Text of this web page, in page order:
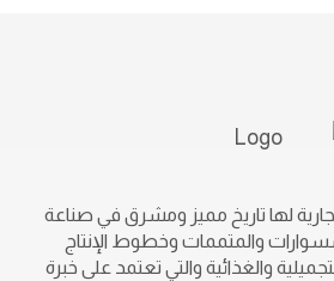
لها تاريخ مميز ومشرق في صناعة
والمتممات وخطوط الإنتاج
والغذائية والتي تعتمد على خبرة